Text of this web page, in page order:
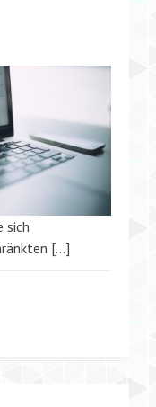
sich
[…]